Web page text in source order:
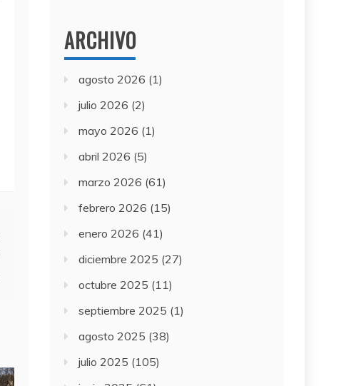
ARCHIVO
agosto 2026 (1)
julio 2026 (2)
mayo 2026 (1)
abril 2026 (5)
marzo 2026 (61)
febrero 2026 (15)
enero 2026 (41)
diciembre 2025 (27)
octubre 2025 (11)
septiembre 2025 (1)
agosto 2025 (38)
julio 2025 (105)